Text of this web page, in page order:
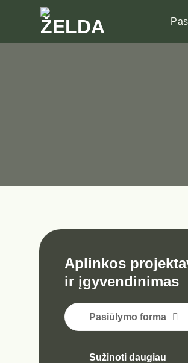
Aplinkos
ir įgyvendinimas
Pasiūlymo forma
Sužinoti daugiau